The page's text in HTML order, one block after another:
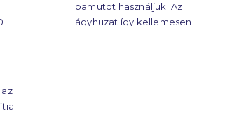
pamutot használjuk. Az
ágyhuzat így kellemesen